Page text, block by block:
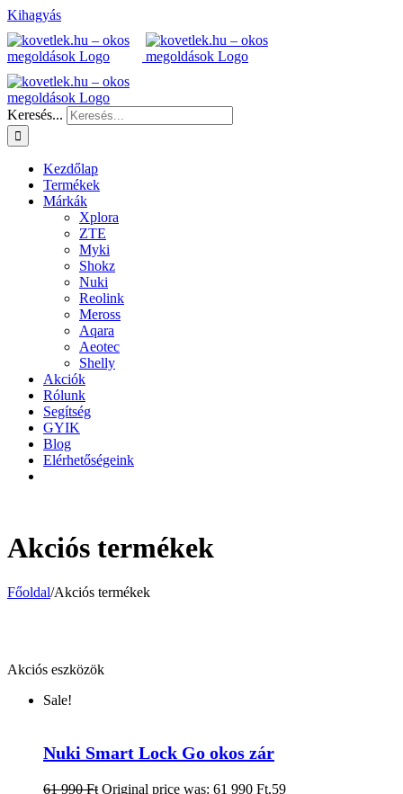
Kihagyás
Keresés...
Kezdőlap
Termékek
Márkák
Xplora
ZTE
Myki
Shokz
Nuki
Reolink
Meross
Aqara
Aeotec
Shelly
Akciók
Rólunk
Segítség
GYIK
Blog
Elérhetőségeink
Akciós termékek
Főoldal/Akciós termékek
Akciós eszközök
Sale!
Nuki Smart Lock Go okos zár
61 990Ft Original price was: 61 990 Ft.59